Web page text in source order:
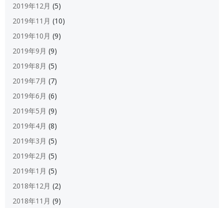
2019年12月 (5)
2019年11月 (10)
2019年10月 (9)
2019年9月 (9)
2019年8月 (5)
2019年7月 (7)
2019年6月 (6)
2019年5月 (9)
2019年4月 (8)
2019年3月 (5)
2019年2月 (5)
2019年1月 (5)
2018年12月 (2)
2018年11月 (9)